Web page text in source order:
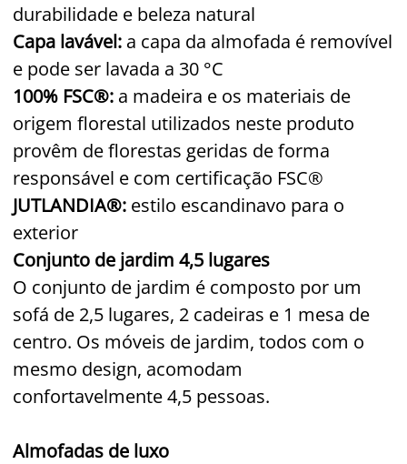
durabilidade e beleza natural
Capa lavável: a capa da almofada é removível
e pode ser lavada a 30 °C
100% FSC®: a madeira e os materiais de
origem florestal utilizados neste produto
provêm de florestas geridas de forma
responsável e com certificação FSC®
JUTLANDIA®: estilo escandinavo para o
exterior
Conjunto de jardim 4,5 lugares
O conjunto de jardim é composto por um
sofá de 2,5 lugares, 2 cadeiras e 1 mesa de
centro. Os móveis de jardim, todos com o
mesmo design, acomodam
confortavelmente 4,5 pessoas.
Almofadas de luxo